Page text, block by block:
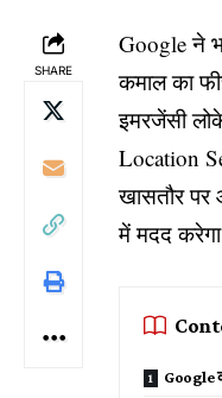
SHARE
Google ने
कमाल का
इमरजेंसी
Location
खासतौर पर
में मदद
Google